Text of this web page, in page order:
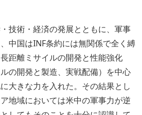
技術・経済の発展とともに、軍事
中国はINF条約には無関係で全く縛
距離ミサイルの開発と性能強化
の開発と製造、実戦配備）を中心
大きな力を入れた。その結果とし
地域においては米中の軍事力が逆